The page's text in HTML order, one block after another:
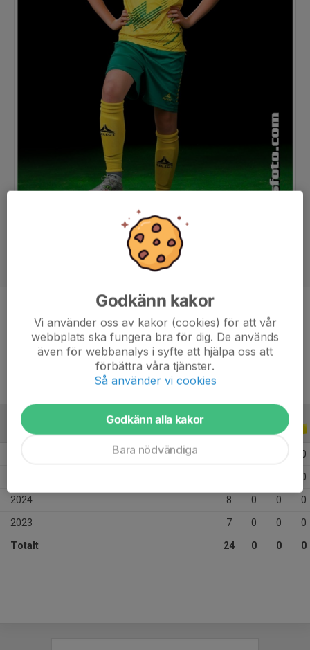
Position
Ålder
11 år
ALLA SERIER
0
0
2024 8 0 0 0
2023 7 0 0 0
Totalt 24 0 0 0
Godkänn kakor
Vi använder oss av kakor (cookies) för att vår
webbplats ska fungera bra för dig. De används
även för webbanalys i syfte att hjälpa oss att
förbättra våra tjänster.
Så använder vi cookies
Godkänn alla kakor
Bara nödvändiga